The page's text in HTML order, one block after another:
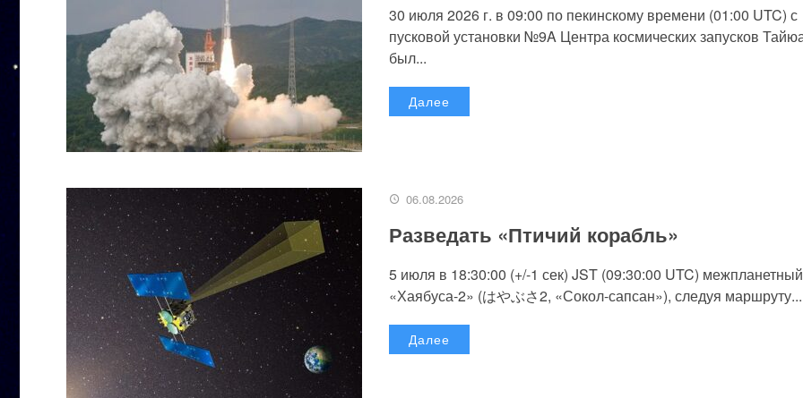
30 июля 2026 г. в 09:00 по пекинскому времени (01:00 UTC) с
пусковой установки №9A Центра космических запусков
был...
Далее
06.08.2026
Разведать «Птичий корабль»
5 июля в 18:30:00 (+/-1 сек) JST (09:30:00 UTC)
«Хаябуса-2» (はやぶさ2, «Сокол-сапсан»), следуя маршруту...
Далее